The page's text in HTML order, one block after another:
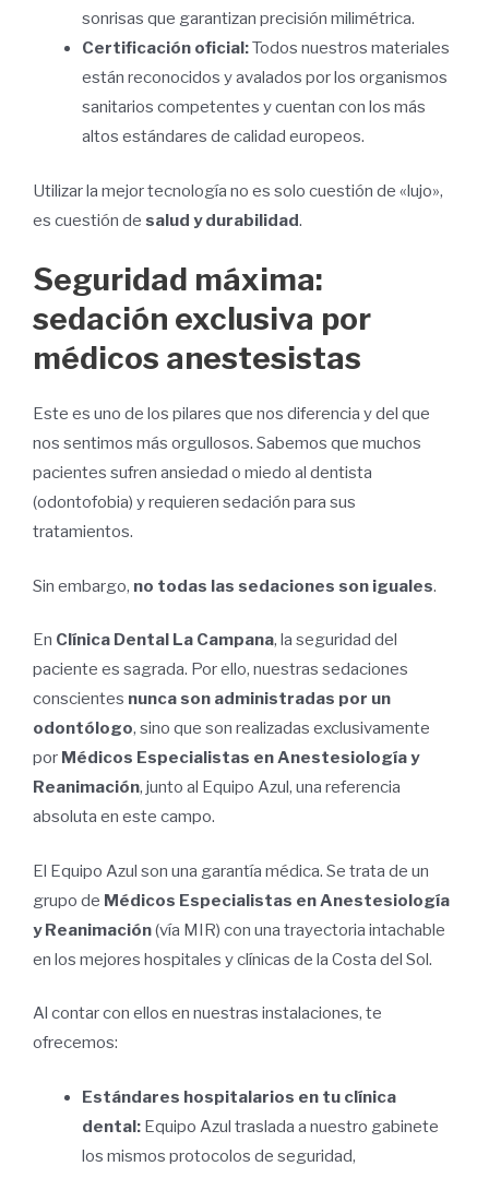
sonrisas que garantizan precisión milimétrica.
Certificación oficial:Todos nuestros materiales
están reconocidos y avalados por los organismos
sanitarios competentes y cuentan con los más
altos estándares de calidad europeos.
Utilizar la mejor tecnología no es solo cuestión de «lujo»,
es cuestión de salud y durabilidad.
Seguridad máxima:
sedación exclusiva por
médicos anestesistas
Este es uno de los pilares que nos diferencia y del que
nos sentimos más orgullosos. Sabemos que muchos
pacientes sufren ansiedad o miedo al dentista
(odontofobia) y requieren sedación para sus
tratamientos.
Sin embargo, no todas las sedaciones son iguales.
En Clínica Dental La Campana, la seguridad del
paciente es sagrada. Por ello, nuestras sedaciones
conscientes nunca son administradas por un
odontólogo, sino que son realizadas exclusivamente
por Médicos Especialistas en Anestesiología y
Reanimación, junto al Equipo Azul, una referencia
absoluta en este campo.
El Equipo Azul son una garantía médica. Se trata de un
grupo de Médicos Especialistas en Anestesiología
y Reanimación(vía MIR) con una trayectoria intachable
en los mejores hospitales y clínicas de la Costa del Sol.
Al contar con ellos en nuestras instalaciones, te
ofrecemos:
Estándares hospitalarios en tu clínica
dental: Equipo Azul traslada a nuestro gabinete
los mismos protocolos de seguridad,